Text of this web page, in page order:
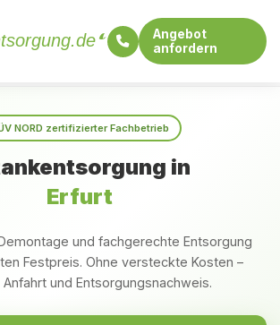
Angebot
anfordern
NORD zertifizierter Fachbetrieb
in
Erfurt
und fachgerechte Entsorgung
Festpreis. Ohne versteckte Kosten –
und Entsorgungsnachweis.